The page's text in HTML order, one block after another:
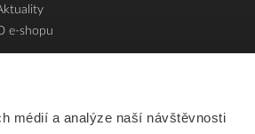
médií a analýze naší návštěvnosti
e-shopu